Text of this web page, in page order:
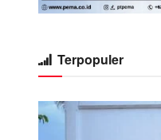
Terpopuler